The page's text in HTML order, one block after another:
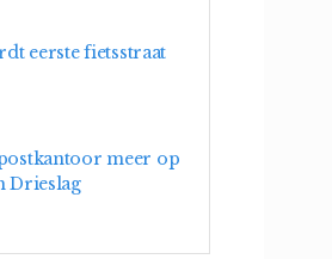
eerste fietsstraat
meer op
Drieslag